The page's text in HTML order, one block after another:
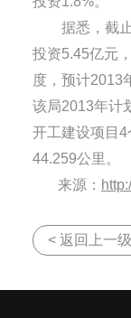
据悉，截止
投资5.45亿元
度，预计2013
该局2013年计
开工建设项目
44.259公里。
来源：
< 返回上一级